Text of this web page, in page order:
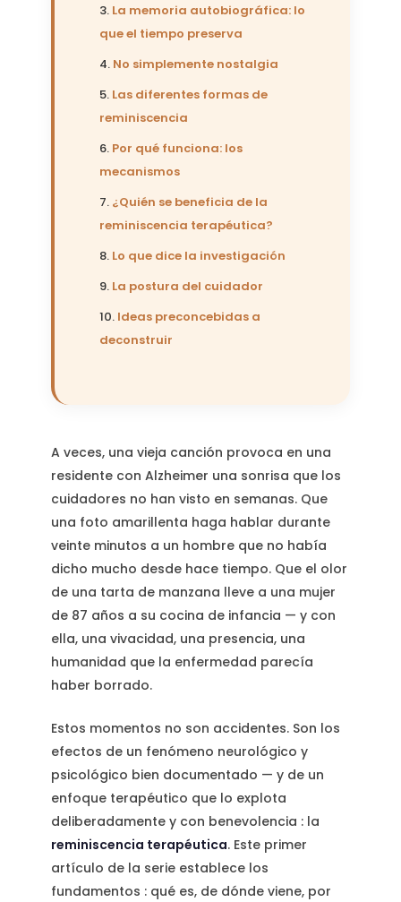
La memoria autobiográfica: lo
que el tiempo preserva
No simplemente nostalgia
Las diferentes formas de
reminiscencia
Por qué funciona: los
mecanismos
¿Quién se beneficia de la
reminiscencia terapéutica?
Lo que dice la investigación
La postura del cuidador
Ideas preconcebidas a
deconstruir
A veces, una vieja canción provoca en una
residente con Alzheimer una sonrisa que los
cuidadores no han visto en semanas. Que
una foto amarillenta haga hablar durante
veinte minutos a un hombre que no había
dicho mucho desde hace tiempo. Que el olor
de una tarta de manzana lleve a una mujer
de 87 años a su cocina de infancia — y con
ella, una vivacidad, una presencia, una
humanidad que la enfermedad parecía
haber borrado.
Estos momentos no son accidentes. Son los
efectos de un fenómeno neurológico y
psicológico bien documentado — y de un
enfoque terapéutico que lo explota
deliberadamente y con benevolencia : la
reminiscencia terapéutica. Este primer
artículo de la serie establece los
fundamentos : qué es, de dónde viene, por